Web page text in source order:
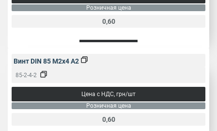
Розничная цена
0,60
Винт DIN 85 M2x4 A2
85-2-4-2
Цена с НДС, грн/шт
Розничная цена
0,60